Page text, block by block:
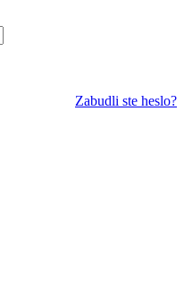
Zabudli ste heslo?